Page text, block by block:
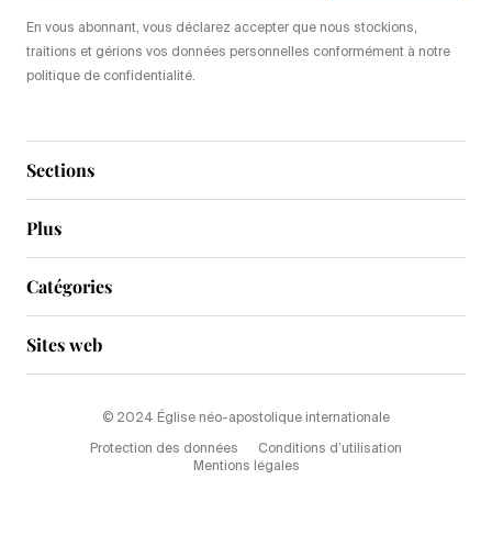
Sections
Plus
En vous abonnant, vous déclarez accepter que nous stockions,
traitions et gérions vos données personnelles conformément à notre
politique de confidentialité.
Catégories
Sites web
© 2024 Église néo-apostolique internationale
Protection des données
Conditions d’utilisation
Mentions légales